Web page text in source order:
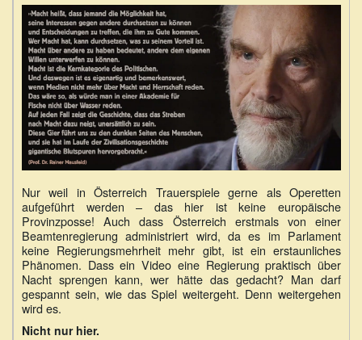
Nur weil in Österreich Trauerspiele gerne als Operetten
aufgeführt werden – das hier ist keine europäische
Provinzposse! Auch dass Österreich erstmals von einer
Beamtenregierung administriert wird, da es im Parlament
keine Regierungsmehrheit mehr gibt, ist ein erstaunliches
Phänomen. Dass ein Video eine Regierung praktisch über
Nacht sprengen kann, wer hätte das gedacht? Man darf
gespannt sein, wie das Spiel weitergeht. Denn weitergehen
wird es.
Nicht nur hier.